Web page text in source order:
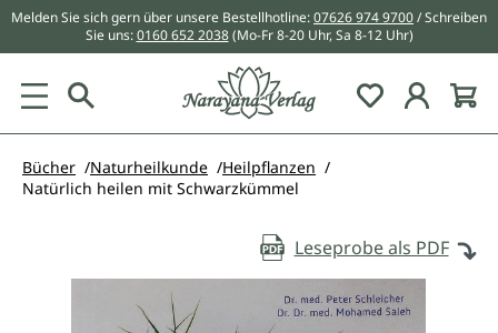
springen
Melden Sie sich gern über unsere Bestellhotline:07626 974 9700/ Schreiben
Sie uns:0160 652 2038 (Mo-Fr 8-20 Uhr, Sa 8-12 Uhr)
Du hast 0
Bücher Naturheilkunde
Heilpflanzen
Natürlich heilen mit Schwarzkümmel
Leseprobe als PDF
Bildergalerie überspringen